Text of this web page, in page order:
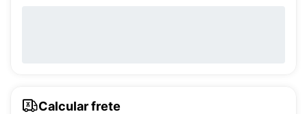
Calcular frete